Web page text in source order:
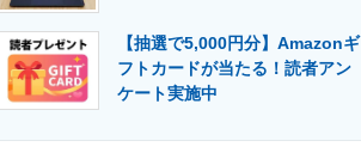
【抽選で5,000円分】Amazonギ
フトカードが当たる！読者アン
ケート実施中